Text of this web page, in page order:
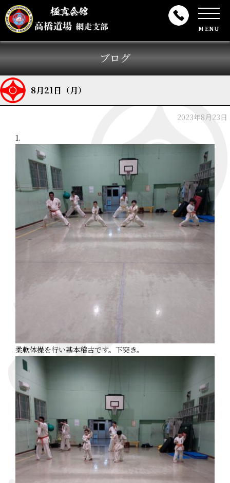
MENU
ブログ
8月21日（月）
2023年8月23日
柔軟体操を行い基本稽古です。下突き。